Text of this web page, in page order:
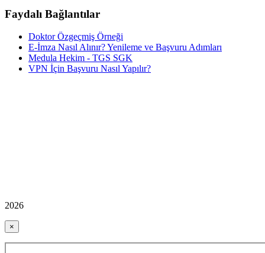
Faydalı Bağlantılar
Doktor Özgeçmiş Örneği
E-İmza Nasıl Alınır? Yenileme ve Başvuru Adımları
Medula Hekim - TGS SGK
VPN İçin Başvuru Nasıl Yapılır?
2026
×